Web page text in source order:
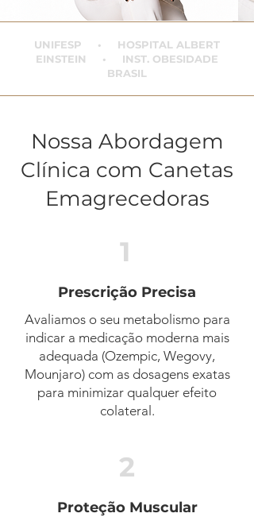
UNIFESP • HOSPITAL ALBERT
EINSTEIN • INST. OBESIDADE
BRASIL
Nossa Abordagem
Clínica com Canetas
Emagrecedoras
1
Prescrição Precisa
Avaliamos o seu metabolismo para
indicar a medicação moderna mais
adequada (Ozempic, Wegovy,
Mounjaro) com as dosagens exatas
para minimizar qualquer efeito
colateral.
2
Proteção Muscular